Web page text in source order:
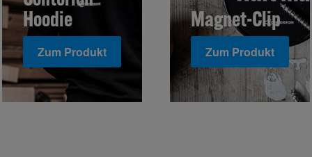
Hoodie
Zum Produkt
Magnet-Clip
Zum Produkt